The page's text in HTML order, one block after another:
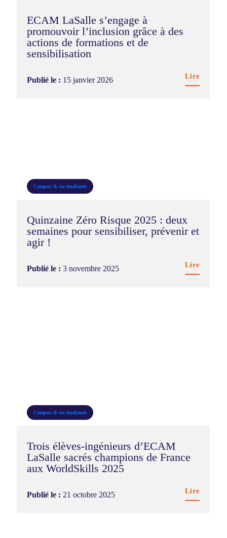
ECAM LaSalle s’engage à
promouvoir l’inclusion grâce à des
actions de formations et de
sensibilisation
Publié le : 15 janvier 2026 Lire
Campus & vie étudiante
Quinzaine Zéro Risque 2025 : deux
semaines pour sensibiliser, prévenir et
agir !
Publié le :3 novembre 2025 Lire
Campus & vie étudiante
Trois élèves-ingénieurs d’ECAM
LaSalle sacrés champions de France
aux WorldSkills 2025
Publié le : 21 octobre 2025 Lire